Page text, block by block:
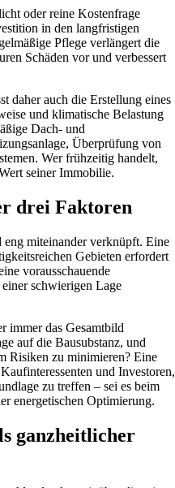
oder reine Kostenfrage
in den langfristigen
Pflege verlängert die
Schäden vor und verbessert
daher auch die Erstellung eines
und klimatische Belastung
Dach- und
Überprüfung von
Wer frühzeitig handelt,
seiner Immobilie.
drei Faktoren
miteinander verknüpft. Eine
Gebieten erfordert
vorausschauende
schwierigen Lage
immer das Gesamtbild
auf die Bausubstanz, und
Risiken zu minimieren? Eine
und Investoren,
zu treffen – sei es beim
energetischen Optimierung.
ganzheitlicher